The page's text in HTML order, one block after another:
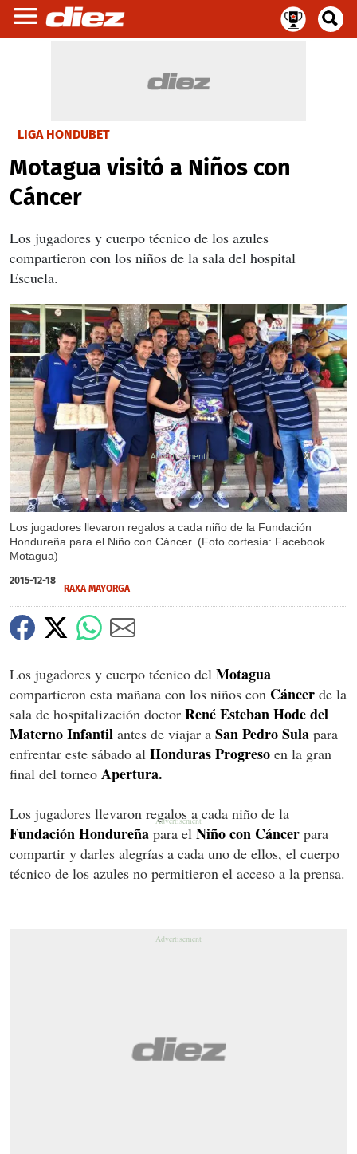
LIGA HONDUBET
Motagua visitó a Niños con
Cáncer
Los jugadores y cuerpo técnico de los azules
compartieron con los niños de la sala del hospital
Escuela.
Los jugadores llevaron regalos a cada niño de la Fundación
Hondureña para el Niño con Cáncer. (Foto cortesía: Facebook
Motagua)
X
X
2015-12-18
RAXA MAYORGA
Los jugadores y cuerpo técnico del Motagua
compartieron esta mañana con los niños con Cáncer de la
sala de hospitalización doctor René Esteban Hode del
Materno Infantil antes de viajar a San Pedro Sula para
enfrentar este sábado al Honduras Progreso en la gran
final del torneo Apertura.
Los jugadores llevaron regalos a cada niño de la
Fundación Hondureña para el Niño con Cáncer para
compartir y darles alegrías a cada uno de ellos, el cuerpo
técnico de los azules no permitieron el acceso a la prensa.